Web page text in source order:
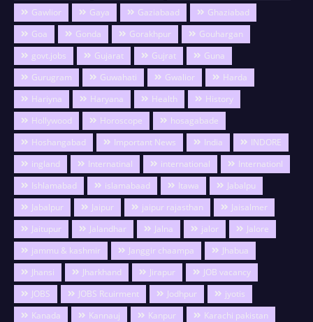
Gawlior
Gaya Gaziabaad
Ghaziabad
Goa
Gonda Gorakhpur
Gouhargan
govt.jobs
Gujarat Gujrat
Guna
Gurugram
Guwahati Gwalior
Harda
Hariyna
Haryana Health
History
Hollywood
Horoscope
hosagabade
Hoshangabad
Important News India
INDORE
ingland
Internatinal international
Internationl
Ishlamabad
islamabaad Itawa
Jabalpu
Jabalpur
Jaipur jaipur rajasthan
Jaisalmer
Jaitupur
Jalandhar Jalna jalor
Jalore
jammu & kashmir
Janggir chaampa
Jhabua
Jhansi
Jharkhand Jirapur
JOB vacancy
JOBS
JOBS Rcuirment Jodhpur
jyotis
Kanada
Kannauj Kanpur
Karachi pakistan